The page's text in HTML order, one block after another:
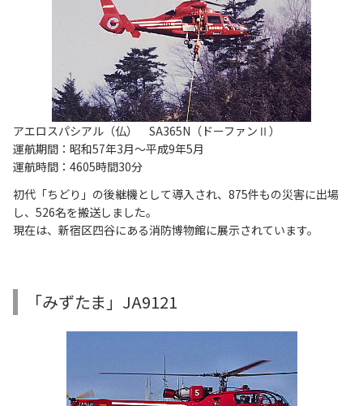
アエロスパシアル（仏） SA365N（ドーファンⅡ）
運航期間：昭和57年3月～平成9年5月
運航時間：4605時間30分
初代「ちどり」の後継機として導入され、875件もの災害に出場
し、526名を搬送しました。
現在は、新宿区四谷にある消防博物館に展示されています。
「みずたま」JA9121